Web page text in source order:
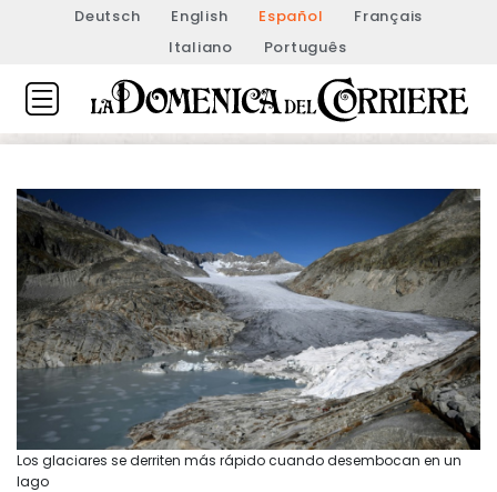
Deutsch English Español
Français
Italiano
Português
Los glaciares se derriten más rápido cuando desembocan en un
lago